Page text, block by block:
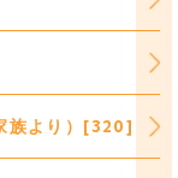
族より）[320]